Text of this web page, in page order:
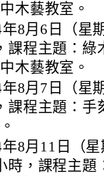
木藝教室。
8月6日（星
課程主題：
木藝教室。
8月7日（星
課程主題：手
8月11日（
時，課程主